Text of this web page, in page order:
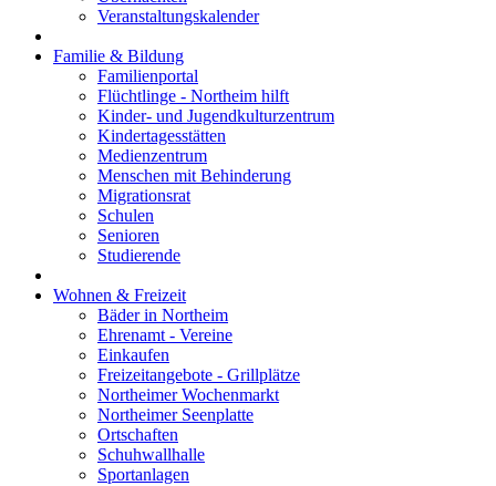
Veranstaltungskalender
Familie & Bildung
Familienportal
Flüchtlinge - Northeim hilft
Kinder- und Jugendkulturzentrum
Kindertagesstätten
Medienzentrum
Menschen mit Behinderung
Migrationsrat
Schulen
Senioren
Studierende
Wohnen & Freizeit
Bäder in Northeim
Ehrenamt - Vereine
Einkaufen
Freizeitangebote - Grillplätze
Northeimer Wochenmarkt
Northeimer Seenplatte
Ortschaften
Schuhwallhalle
Sportanlagen